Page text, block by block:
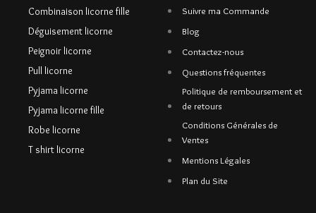
Combinaison licorne fille
Déguisement licorne
Peignoir licorne
Pull licorne
Pyjama licorne
Pyjama licorne fille
Robe licorne
T shirt licorne
Suivre ma Commande
Blog
Contactez-nous
Questions fréquentes
Politique de remboursement et
de retours
Conditions Générales de
Ventes
Mentions Légales
Plan du Site